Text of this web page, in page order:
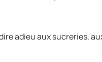
adieu aux sucreries,